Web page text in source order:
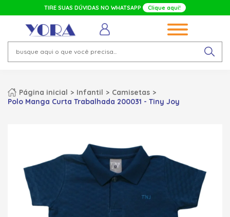
TIRE SUAS DÚVIDAS NO WHATSAPP Clique aqui!
Página inicial Infantil
Camisetas
Polo Manga Curta Trabalhada 200031 - Tiny Joy